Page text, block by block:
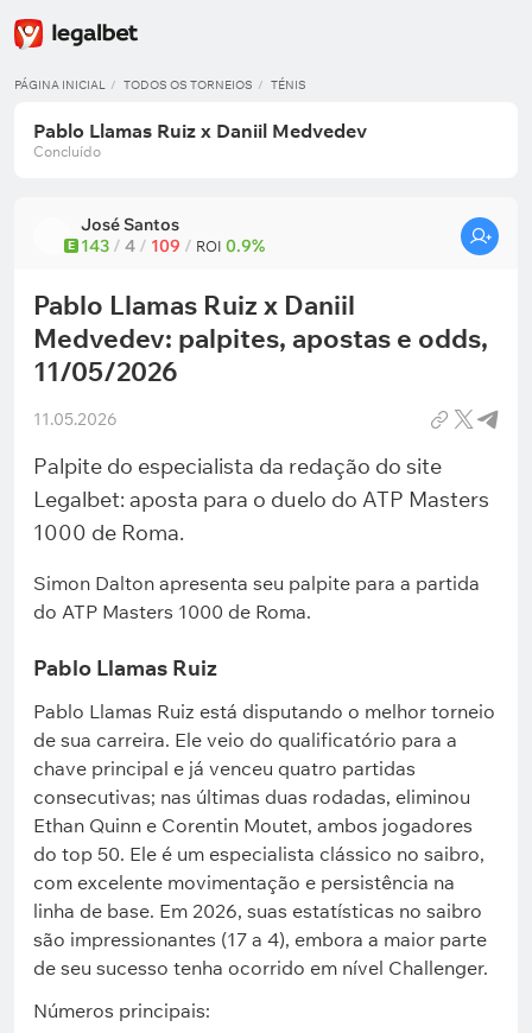
PÁGINA INICIAL TODOS OS TORNEIOS TÉNIS
Pablo Llamas Ruiz x Daniil Medvedev
Concluído
E
José Santos
143 / 4 / 109 / ROI 0.9%
Pablo Llamas Ruiz x Daniil
Medvedev: palpites, apostas e odds,
11/05/2026
11.05.2026
Palpite do especialista da redação do site
Legalbet: aposta para o duelo do ATP Masters
1000 de Roma.
Simon Dalton apresenta seu palpite para a partida
do ATP Masters 1000 de Roma.
Pablo Llamas Ruiz
Pablo Llamas Ruiz está disputando o melhor torneio
de sua carreira. Ele veio do qualificatório para a
chave principal e já venceu quatro partidas
consecutivas; nas últimas duas rodadas, eliminou
Ethan Quinn e Corentin Moutet, ambos jogadores
do top 50. Ele é um especialista clássico no saibro,
com excelente movimentação e persistência na
linha de base. Em 2026, suas estatísticas no saibro
são impressionantes (17 a 4), embora a maior parte
de seu sucesso tenha ocorrido em nível Challenger.
Números principais: